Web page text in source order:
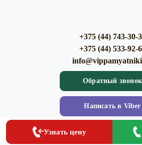
+375 (44) 743-30-
+375 (44) 533-92-
Обратный звонок
Напиcать в Viber
Напиcать в
Узнать цену